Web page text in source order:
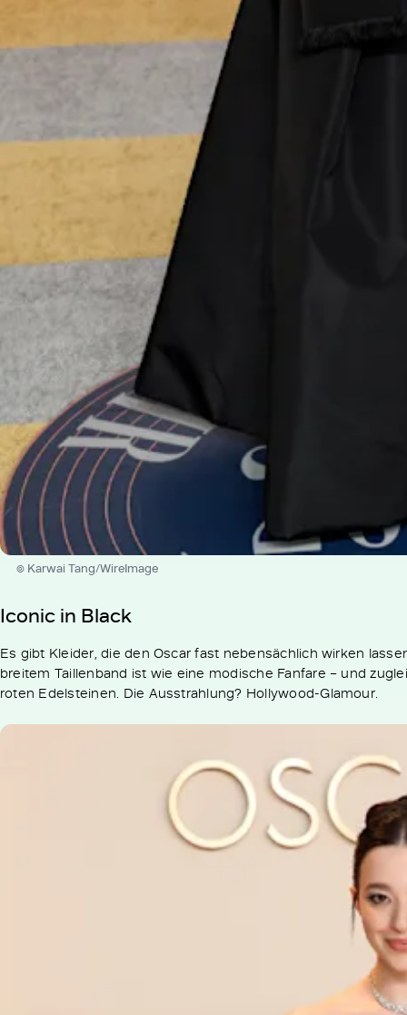
© Karwai Tang/WireImage
Iconic in Black
Es gibt Kleider, die den Oscar fast nebensächlich wirken
breitem Taillenband ist wie eine modische Fanfare – und
roten Edelsteinen. Die Ausstrahlung? Hollywood-Glamour.